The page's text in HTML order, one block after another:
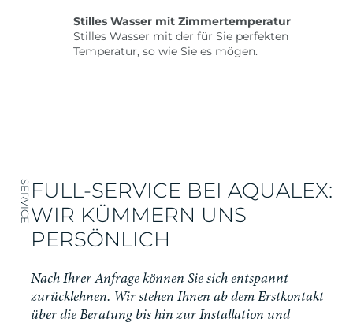
Stilles Wasser mit Zimmertemperatur
Stilles Wasser mit der für Sie perfekten
Temperatur, so wie Sie es mögen.
SERVICEFULL-SERVICE BEI AQUALEX:
WIR KÜMMERN UNS
PERSÖNLICH
Nach Ihrer Anfrage können Sie sich entspannt
zurücklehnen. Wir stehen Ihnen ab dem Erstkontakt
über die Beratung bis hin zur Installation und